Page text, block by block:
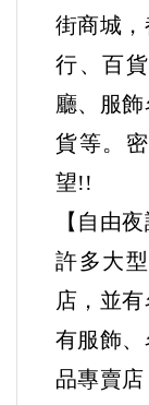
街商城
行、百
廳、服
貨等。
望!!
【自由
許多大
店，並
有服飾
品專賣店